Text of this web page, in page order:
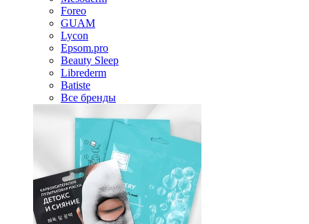
Foreo
GUAM
Lycon
Epsom.pro
Beauty Sleep
Librederm
Batiste
Все бренды